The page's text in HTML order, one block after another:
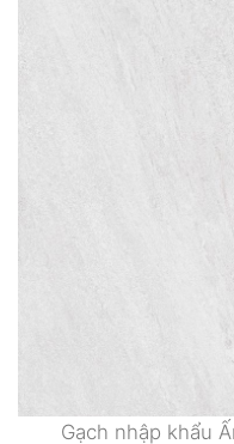
Gạch nhập khẩu